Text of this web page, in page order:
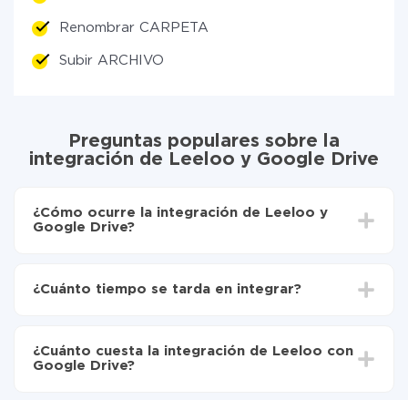
Renombrar CARPETA
Subir ARCHIVO
Preguntas populares sobre la
integración de Leeloo y Google Drive
¿Cómo ocurre la integración de Leeloo y
Google Drive?
Elija qué datos transferir de Leeloo a Google Drive
de Leeloo a Google Drive
¿Cuánto tiempo se tarda en integrar?
oscilar entre 5 y 30 minutos. En promedio, la
configuración tarda entre 10 y 15 minutos.
¿Cuánto cuesta la integración de Leeloo con
Google Drive?